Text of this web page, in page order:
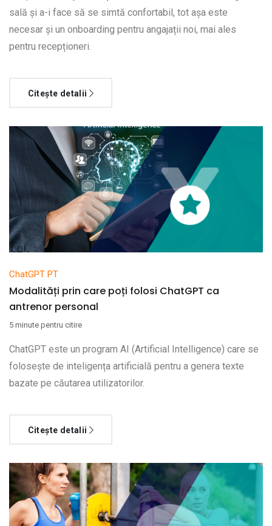
sală și a-i face să se simtă confortabil, tot așa este
necesar și un onboarding pentru angajații noi, mai ales
pentru recepționeri.
Citește detalii
ChatGPT PT
Modalități prin care poți folosi ChatGPT ca
antrenor personal
5 minute pentru citire
ChatGPT este un program AI (Artificial Intelligence) care se
folosește de inteligența artificială pentru a genera texte
bazate pe căutarea utilizatorilor.
Citește detalii